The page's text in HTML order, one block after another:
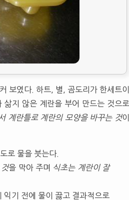
보였다. 하트, 별, 곰도리가 한세트이
지 않은 계란을 부어 만드는 것으로
계란틀로 계란의 모양을 바꾸는 것이
로 물을 붓는다.
을 막아 주며 식초는 계란이 잘
기 전에 물이 끓고 결과적으로